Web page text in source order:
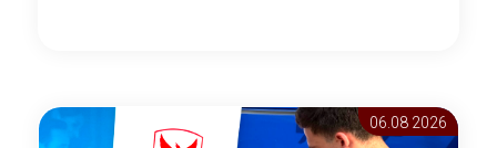
06.08 2026